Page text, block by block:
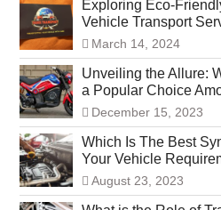
Exploring Eco-
Vehicle Transport
March 14, 2024
Unveiling the Allure:
a Popular Choice
December 15, 2023
Which Is The Best
Your Vehicle
August 23, 2023